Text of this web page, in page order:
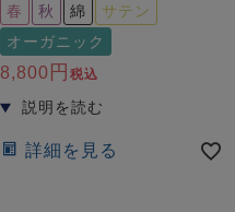
春 秋 綿
サテン
オーガニック
8,800 税込
詳細を見る